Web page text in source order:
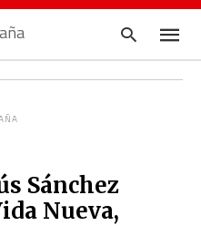
Sánchez
Nueva,